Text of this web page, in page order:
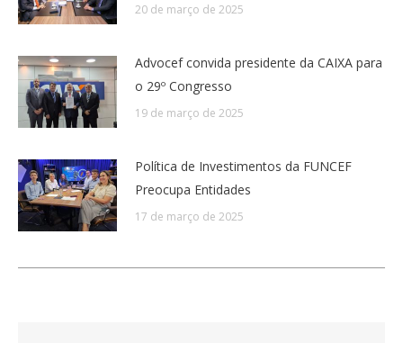
20 de março de 2025
Advocef convida presidente da CAIXA para
o 29º Congresso
19 de março de 2025
Política de Investimentos da FUNCEF
Preocupa Entidades
17 de março de 2025